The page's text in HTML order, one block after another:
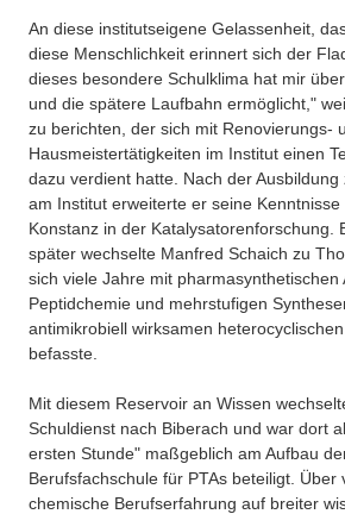
An diese institutseigene Gelassenheit,
diese Menschlichkeit erinnert sich der
dieses besondere Schulklima hat mir
und die spätere Laufbahn ermöglicht,"
zu berichten, der sich mit Renovierungs-
Hausmeistertätigkeiten im Institut einen
dazu verdient hatte. Nach der
am Institut erweiterte er seine
Konstanz in der Katalysatorenforschung.
später wechselte Manfred Schaich zu
sich viele Jahre mit pharmasynthetischen
Peptidchemie und mehrstufigen
antimikrobiell wirksamen
befasste.
Mit diesem Reservoir an Wissen
Schuldienst nach Biberach und war dort
ersten Stunde" maßgeblich am Aufbau
Berufsfachschule für PTAs beteiligt. Über
chemische Berufserfahrung auf breiter